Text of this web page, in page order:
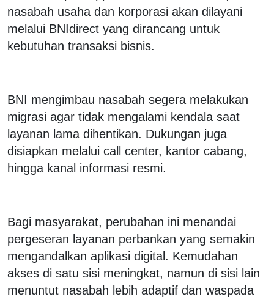
nasabah usaha dan korporasi akan dilayani
melalui BNIdirect yang dirancang untuk
kebutuhan transaksi bisnis.
BNI mengimbau nasabah segera melakukan
migrasi agar tidak mengalami kendala saat
layanan lama dihentikan. Dukungan juga
disiapkan melalui call center, kantor cabang,
hingga kanal informasi resmi.
Bagi masyarakat, perubahan ini menandai
pergeseran layanan perbankan yang semakin
mengandalkan aplikasi digital. Kemudahan
akses di satu sisi meningkat, namun di sisi lain
menuntut nasabah lebih adaptif dan waspada